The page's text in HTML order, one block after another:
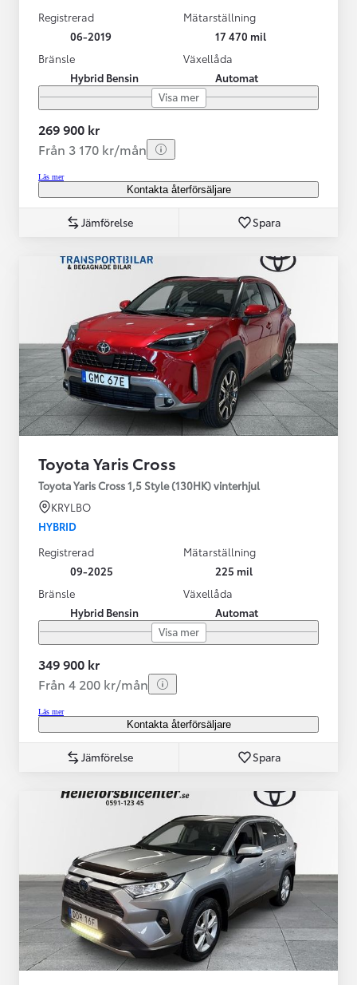
Registrerad
06-2019
Mätarställning
17 470 mil
Bränsle
Hybrid Bensin
Växellåda
Automat
Visa mer
269 900 kr
Från 3 170 kr/mån
Läs mer
Kontakta återförsäljare
Jämförelse Spara
Toyota Yaris Cross
Toyota Yaris Cross 1,5 Style (130HK) vinterhjul
KRYLBO
HYBRID
Registrerad
09-2025
Mätarställning
225 mil
Bränsle
Hybrid Bensin
Växellåda
Automat
Visa mer
349 900 kr
Från 4 200 kr/mån
Läs mer
Kontakta återförsäljare
Jämförelse Spara